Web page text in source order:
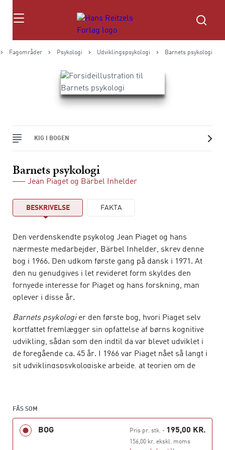
Søg
Fagområder Psykologi Udviklingspsykologi Barnets psykologi
KIG I BOGEN
Barnets psykologi
Jean Piaget og Bärbel Inhelder
BESKRIVELSE FAKTA
Den verdenskendte psykolog Jean Piaget og hans
nærmeste medarbejder, Bärbel Inhelder, skrev denne
bog i 1966. Den udkom første gang på dansk i 1971. At
den nu genudgives i let revideret form skyldes den
fornyede interesse for Piaget og hans forskning, man
oplever i disse år.
Barnets psykologier den første bog, hvori Piaget selv
kortfattet fremlægger sin opfattelse af børns kognitive
udvikling, sådan som den indtil da var blevet udviklet i
de foregående ca. 45 år. I 1966 var Piaget nået så langt i
sit udviklingspsykologiske arbejde, at teorien om de
Inhelder overså ikke, at sociale og miljømæssige
faktorer har væsentlig betydning for barnets udvikling.
FÅS SOM
BOG Pris pr. stk.- 195,00 KR.
156,00 kr. ekskl. moms